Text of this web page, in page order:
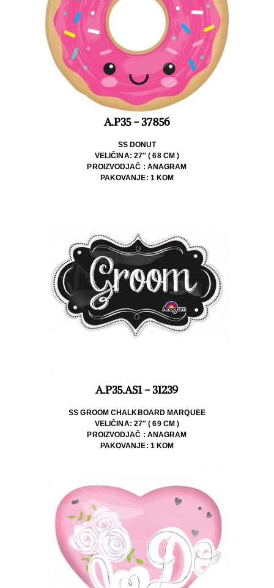
A.P35 - 37856
SS DONUT
VELIČINA: 27″ ( 68 CM )
PROIZVODJAČ : ANAGRAM
PAKOVANJE: 1 KOM
A.P35.AS1 - 31239
SS GROOM CHALKBOARD MARQUEE
VELIČINA: 27″ ( 69 CM )
PROIZVODJAČ : ANAGRAM
PAKOVANJE: 1 KOM